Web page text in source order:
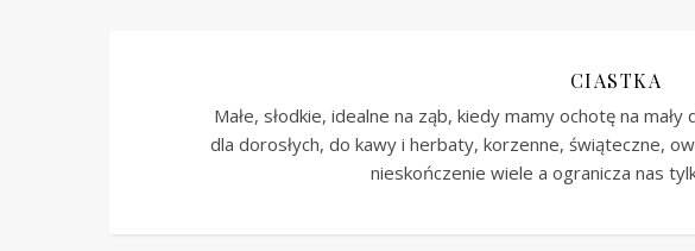
CIASTKA
Małe, słodkie, idealne na ząb, kiedy mamy ochotę na
dla dorosłych, do kawy i herbaty, korzenne, świąteczne,
nieskończenie wiele a ogranicza nas